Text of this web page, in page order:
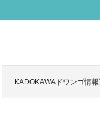
KADOKAWAドワンゴ情